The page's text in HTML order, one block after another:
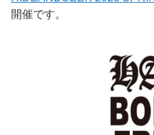
開催です。